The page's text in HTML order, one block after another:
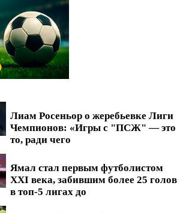
Лиам Росеньор о жеребьевке Лиги
Чемпионов: «Игры с "ПСЖ" — это
то, ради чего
Ямал стал первым футболистом
XXI века, забившим более 25 голов
в топ-5 лигах до